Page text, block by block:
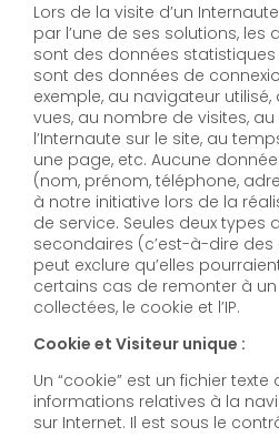
Lors de la visite d’un
par l’une de ses solutions, les
sont des données
sont des données de
exemple, au navigateur utilisé, au nombre de pages
vues, au nombre de visites,
l’Internaute sur le site, au
une page, etc. Aucune
(nom, prénom, téléphone, adresse,
à notre initiative lors de la
de service. Seules deux types
secondaires (c’est-à-dire
peut exclure qu’elles
certains cas de remonter à un individu) sont
collectées, le cookie et l’IP.
Cookie et Visiteur unique :
Un “cookie” est un fichier
informations relatives à la
sur Internet. Il est sous le